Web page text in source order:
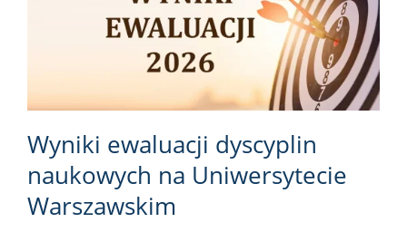
Wyniki ewaluacji dyscyplin
naukowych na Uniwersytecie
Warszawskim